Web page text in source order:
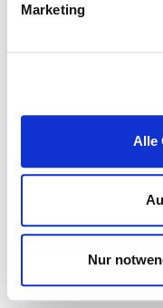
Marketing
Alle
Nur